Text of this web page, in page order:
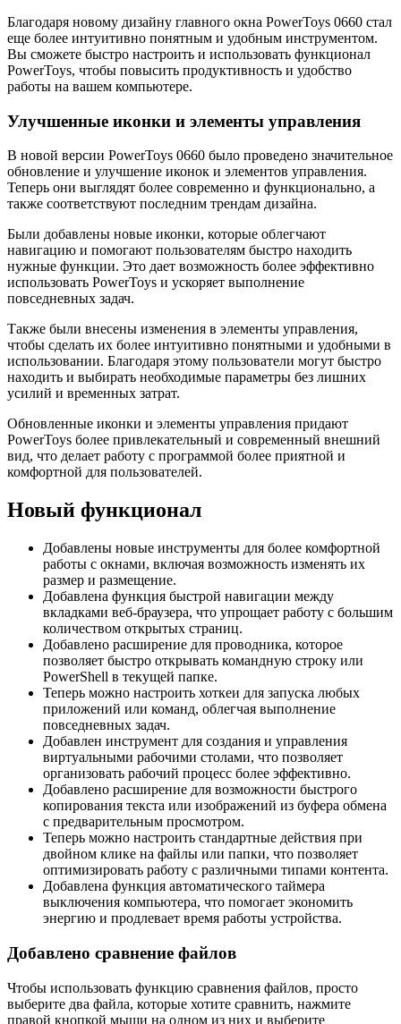
Благодаря новому дизайну главного окна PowerToys 0660 стал
еще более интуитивно понятным и удобным инструментом.
Вы сможете быстро настроить и использовать функционал
PowerToys, чтобы повысить продуктивность и удобство
работы на вашем компьютере.
Улучшенные иконки и элементы управления
В новой версии PowerToys 0660 было проведено значительное
обновление и улучшение иконок и элементов управления.
Теперь они выглядят более современно и функционально, а
также соответствуют последним трендам дизайна.
Были добавлены новые иконки, которые облегчают
навигацию и помогают пользователям быстро находить
нужные функции. Это дает возможность более эффективно
использовать PowerToys и ускоряет выполнение
повседневных задач.
Также были внесены изменения в элементы управления,
чтобы сделать их более интуитивно понятными и удобными в
использовании. Благодаря этому пользователи могут быстро
находить и выбирать необходимые параметры без лишних
усилий и временных затрат.
Обновленные иконки и элементы управления придают
PowerToys более привлекательный и современный внешний
вид, что делает работу с программой более приятной и
комфортной для пользователей.
Новый функционал
Добавлены новые инструменты для более комфортной
работы с окнами, включая возможность изменять их
размер и размещение.
Добавлена функция быстрой навигации между
вкладками веб-браузера, что упрощает работу с большим
количеством открытых страниц.
Добавлено расширение для проводника, которое
позволяет быстро открывать командную строку или
PowerShell в текущей папке.
Теперь можно настроить хоткеи для запуска любых
приложений или команд, облегчая выполнение
повседневных задач.
Добавлен инструмент для создания и управления
виртуальными рабочими столами, что позволяет
организовать рабочий процесс более эффективно.
Добавлено расширение для возможности быстрого
копирования текста или изображений из буфера обмена
с предварительным просмотром.
Теперь можно настроить стандартные действия при
двойном клике на файлы или папки, что позволяет
оптимизировать работу с различными типами контента.
Добавлена функция автоматического таймера
выключения компьютера, что помогает экономить
энергию и продлевает время работы устройства.
Добавлено сравнение файлов
Чтобы использовать функцию сравнения файлов, просто
выберите два файла, которые хотите сравнить, нажмите
правой кнопкой мыши на одном из них и выберите